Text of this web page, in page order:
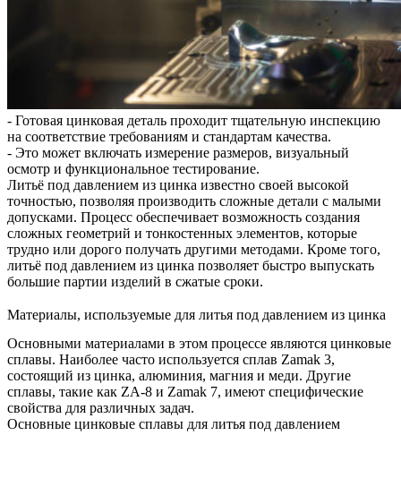
- Готовая цинковая деталь проходит тщательную инспекцию
на соответствие требованиям и стандартам качества.
- Это может включать измерение размеров, визуальный
осмотр и функциональное тестирование.
Литьё под давлением из цинка известно своей высокой
точностью, позволяя производить сложные детали с малыми
допусками. Процесс обеспечивает возможность создания
сложных геометрий и тонкостенных элементов, которые
трудно или дорого получать другими методами. Кроме того,
литьё под давлением из цинка позволяет быстро выпускать
большие партии изделий в сжатые сроки.
Материалы, используемые для литья под давлением из цинка
Основными материалами в этом процессе являются цинковые
сплавы. Наиболее часто используется сплав Zamak 3,
состоящий из цинка, алюминия, магния и меди. Другие
сплавы, такие как ZA-8 и Zamak 7, имеют специфические
свойства для различных задач.
Основные цинковые сплавы для литья под давлением